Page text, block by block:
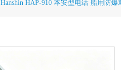
Hanshin HAP-910 本安型电话 船用防爆